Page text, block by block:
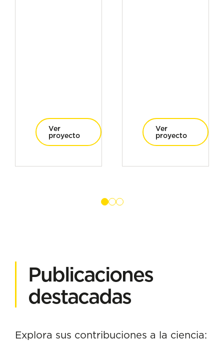
Ver
proyecto
Ver
proyecto
Publicaciones
destacadas
Explora sus contribuciones a la ciencia: